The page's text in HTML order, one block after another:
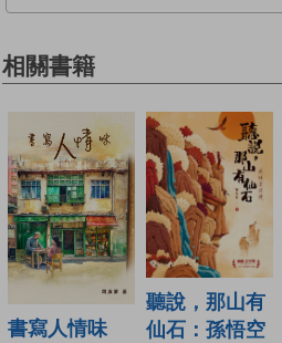
相關書籍
書寫人情味
聽說，那山有
仙石：孫悟空